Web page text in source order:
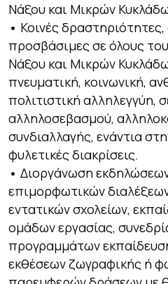
Νάξου και Μικρών
• Κοινές δραστηριότητες,
προσβάσιμες σε όλους
Νάξου και Μικρών
πνευματική, κοινωνική,
πολιτιστική αλληλεγγύη,
αλληλοσεβασμού,
συνδιαλλαγής, ενάντια
φυλετικές διακρίσεις.
• Διοργάνωση
επιμορφωτικών
εντατικών σχολείων,
ομάδων εργασίας,
προγραμμάτων
εκθέσεων ζωγραφικής ή